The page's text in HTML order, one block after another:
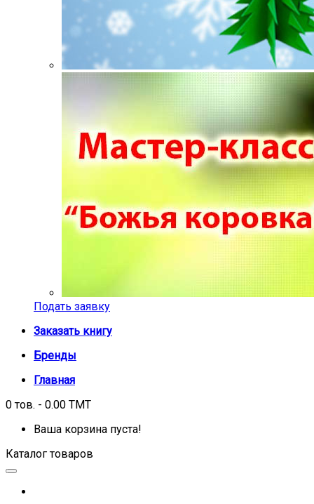
Подать заявку
Заказать книгу
Бренды
Главная
0 тов. - 0.00 TMT
Ваша корзина пуста!
Каталог товаров